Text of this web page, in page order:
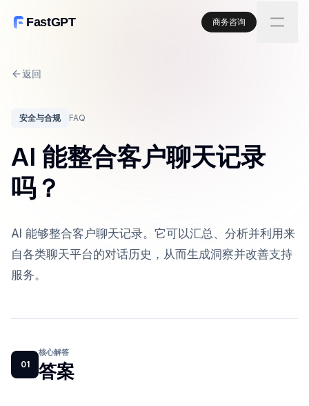
FastGPT 商务咨询
返回
安全与合规 FAQ
AI 能整合客户聊天记录
吗？
AI 能够整合客户聊天记录。它可以汇总、分析并利用来
自各类聊天平台的对话历史，从而生成洞察并改善支持
服务。
01
核心解答
答案